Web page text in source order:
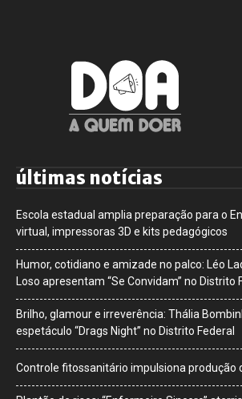
últimas notícias
Escola estadual amplia preparação para o
virtual, impressoras 3D e kits pedagógicos
Humor, cotidiano e amizade no palco: Léo
Loso apresentam “Se Convidam” no Distrito
Brilho, glamour e irreverência: Thália
espetáculo “Drags Night” no Distrito Federal
Controle fitossanitário impulsiona produção